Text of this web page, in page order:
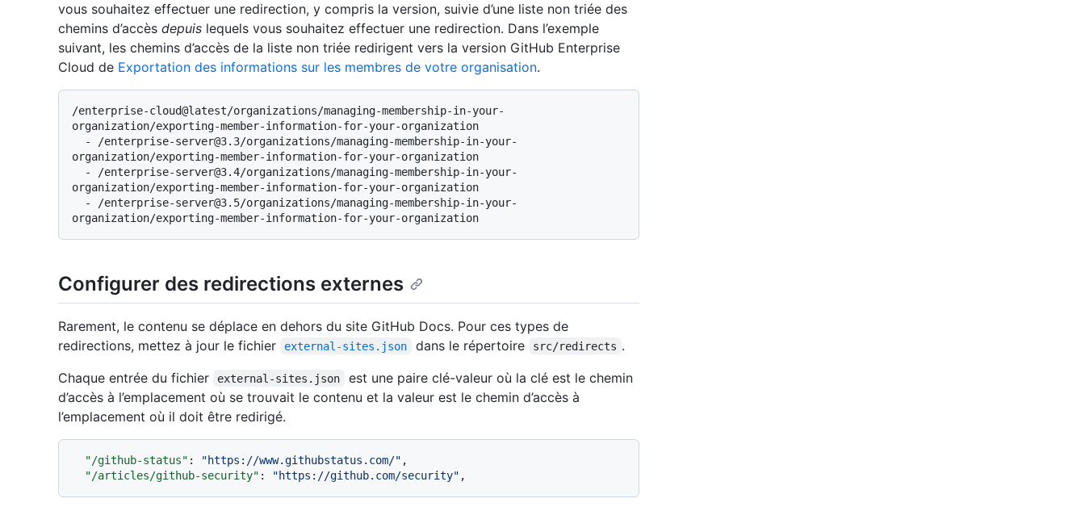
vous souhaitez effectuer une redirection, y compris la version, suivie d’une liste non triée des
chemins d’accès depuis lequels vous souhaitez effectuer une redirection. Dans l’exemple
suivant, les chemins d’accès de la liste non triée redirigent vers la version GitHub Enterprise
Cloud de Exportation des informations sur les membres de votre organisation.
/enterprise-cloud@latest/organizations/managing-membership-in-your-
organization/exporting-member-information-for-your-organization
organization/exporting-member-information-for-your-organization
organization/exporting-member-information-for-your-organization
Configurer des redirections externes
Rarement, le contenu se déplace en dehors du site GitHub Docs. Pour ces types de
redirections, mettez à jour le fichier
external-sites.json dans le répertoire src/redirects .
Chaque entrée du fichier
external-sites.json
est une paire clé-valeur où la clé est le chemin
d’accès à l’emplacement où se trouvait le contenu et la valeur est le chemin d’accès à
l’emplacement où il doit être redirigé.
"/github-status" : "https://www.githubstatus.com/" ,
"/articles/github-security" : "https://github.com/security" ,